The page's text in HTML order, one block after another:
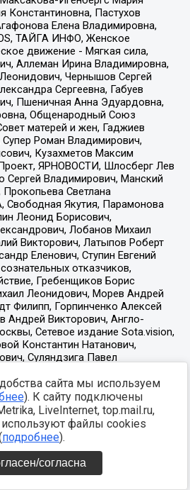
сайта мы используем
). К сайту подключены
LiveInternet, top.mail.ru,
файлы cookies
подробнее).
согласна